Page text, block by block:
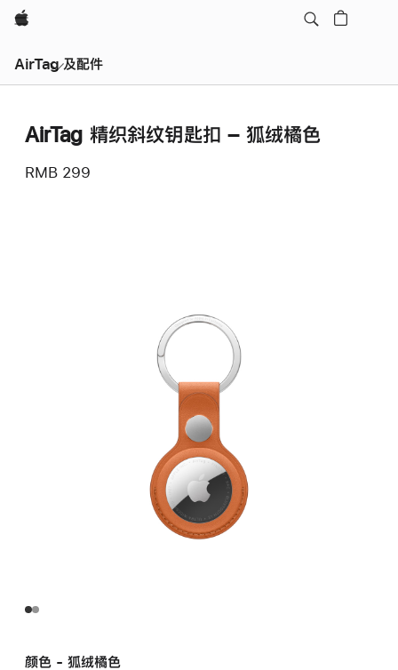
Apple
AirTag 及配件
AirTag 精织斜纹钥匙扣 – 狐绒橘色
RMB 299
颜色 - 狐绒橘色